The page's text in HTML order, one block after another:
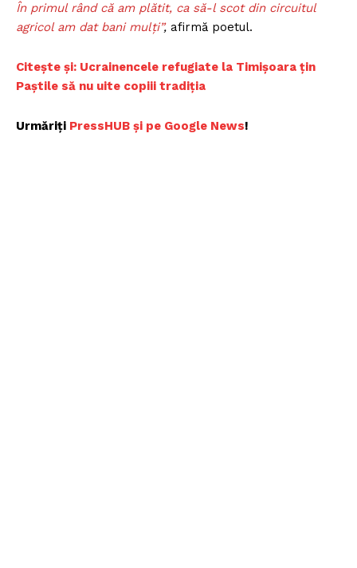
În primul rând că am plătit, ca să-l scot din circuitul
agricol am dat bani mulți”, afirmă poetul.
Citește și: Ucrainencele refugiate la Timișoara țin
Paștile să nu uite copiii tradiția
Urmăriți PressHUB și pe Google News!